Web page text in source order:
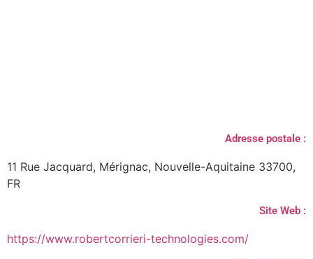
Adresse postale :
11 Rue Jacquard, Mérignac, Nouvelle-Aquitaine 33700,
FR
Site Web :
https://www.robertcorrieri-technologies.com/